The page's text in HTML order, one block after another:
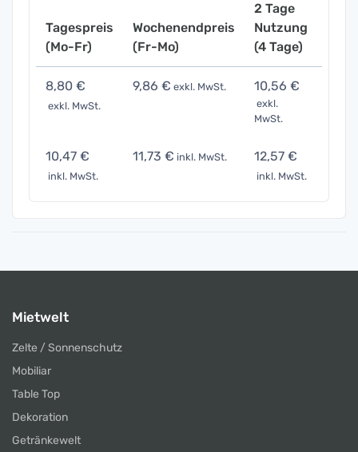
Tagespreis
(Mo-Fr)
Wochenendpreis
(Fr-Mo)
2 Tage
Nutzung
(4 Tage)
8,80 €
exkl. MwSt.
9,86 € exkl. MwSt. 10,56 €
exkl.
MwSt.
10,47 €
inkl. MwSt.
11,73 € inkl. MwSt. 12,57 €
inkl. MwSt.
Mietwelt
Zelte / Sonnenschutz
Mobiliar
Table Top
Dekoration
Getränkewelt